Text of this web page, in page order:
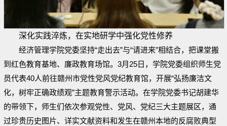
深化实践淬炼，在实地研学中强化党性修养
经济管理学院党委坚持“走出去”与“请进来”相结合，把课堂搬
到红色教育基地、廉政教育场馆。3月25日，学院党委组织师生党
员代表40人前往赣州市党性党风党纪教育馆，开展“弘扬廉洁文
化，树牢正确政绩观”主题教育警示活动。在学院党委书记胡建华
的带领下，师生们依次参观党性、党风、党纪三大主题展区，通
过珍贵历史图片、详实文献资料和发生在赣州本地的反腐败典型